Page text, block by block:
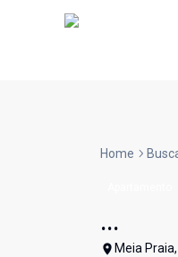
Home
...
Meia